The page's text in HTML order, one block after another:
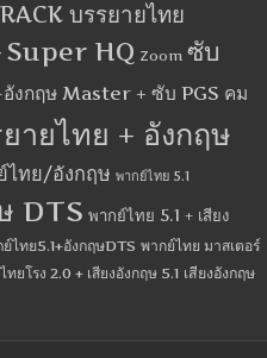
บรรยายไทย
Super HQ Zoom ซับ
อังกฤษ Master + ซับ PGS คม
ายไทย + อังกฤษ
ไทย/อังกฤษ พากย์ไทย 5.1
DTS พากย์ไทย 5.1 + เสียง
ไทย5.1+อังกฤษDTS พากย์ไทย มาสเตอร์
ทยโรง 2.0 + เสียงอังกฤษ 5.1 เสียงอังกฤษ